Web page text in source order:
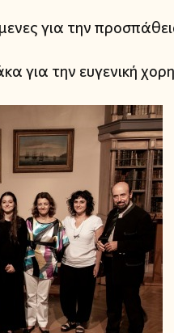
για την
για την ευγενική